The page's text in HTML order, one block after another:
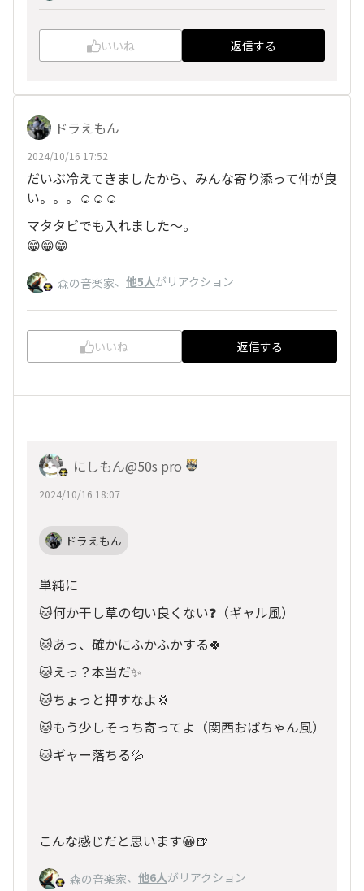
いいね 返信する
ドラえもん
2024/10/16 17:52
だいぶ冷えてきましたから、みんな寄り添って仲が良
い。。。☺️☺️☺️
マタタビでも入れました〜。
😁😁😁
森の音楽家、 他5人がリアクション
いいね 返信する
にしもん@50s pro
2024/10/16 18:07
ドラえもん
単純に
🐱何か干し草の匂い良くない❓️（ギャル風）
🐱あっ、確かにふかふかする🍀
🐱えっ？本当だ✨
🐱ちょっと押すなよ💢
🐱もう少しそっち寄ってよ（関西おばちゃん風）
🐱ギャー落ちる💦
こんな感じだと思います😀🍺
森の音楽家、 他6人がリアクション